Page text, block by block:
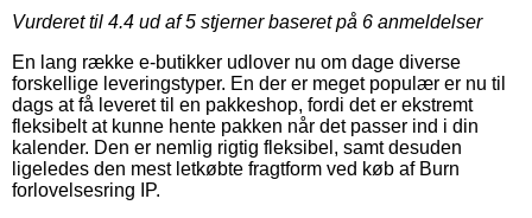
Vurderet til 4.4 ud af 5 stjerner baseret på 6 anmeldelser
En lang række e-butikker udlover nu om dage diverse
forskellige leveringstyper. En der er meget populær er nu til
dags at få leveret til en pakkeshop, fordi det er ekstremt
fleksibelt at kunne hente pakken når det passer ind i din
kalender. Den er nemlig rigtig fleksibel, samt desuden
ligeledes den mest letkøbte fragtform ved køb af Burn
forlovelsesring IP.